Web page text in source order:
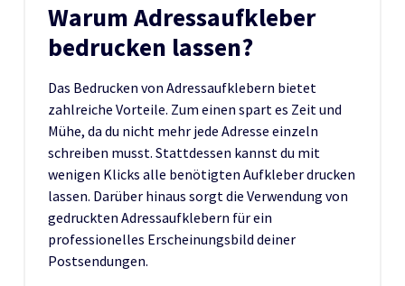
Warum Adressaufkleber
bedrucken lassen?
Das Bedrucken von Adressaufklebern bietet
zahlreiche Vorteile. Zum einen spart es Zeit und
Mühe, da du nicht mehr jede Adresse einzeln
schreiben musst. Stattdessen kannst du mit
wenigen Klicks alle benötigten Aufkleber drucken
lassen. Darüber hinaus sorgt die Verwendung von
gedruckten Adressaufklebern für ein
professionelles Erscheinungsbild deiner
Postsendungen.